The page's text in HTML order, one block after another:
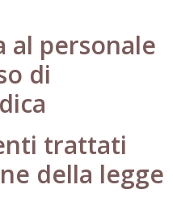
al personale
di
trattati
della legge